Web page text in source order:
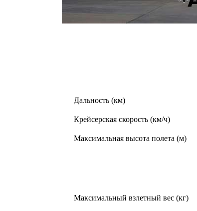
Дальность (км)
Крейсерская скорость (км/ч)
Максимальная высота полета (м)
Максимальный взлетный вес (кг)